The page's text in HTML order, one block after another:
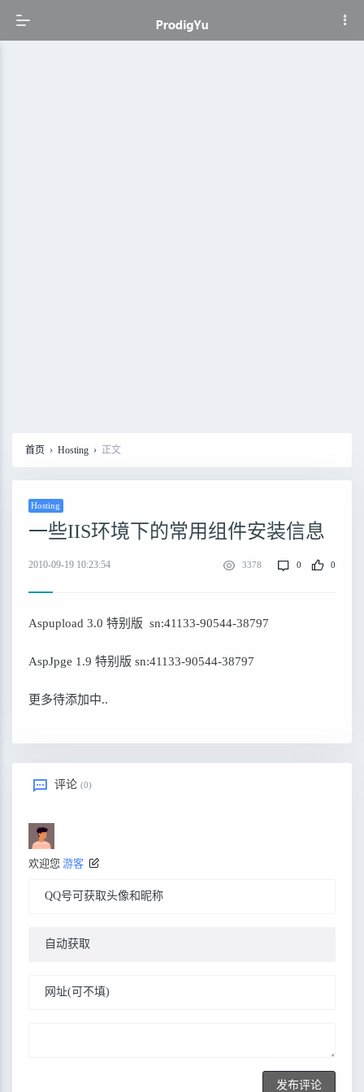
首页 › Hosting › 正文
Hosting
一些IIS环境下的常用组件安装信息
2010-09-19 10:23:54 3378 0 0
Aspupload 3.0 特别版 sn:41133-90544-38797
AspJpge 1.9 特别版 sn:41133-90544-38797
更多待添加中..
评论 (0)
欢迎您 游客
发布评论